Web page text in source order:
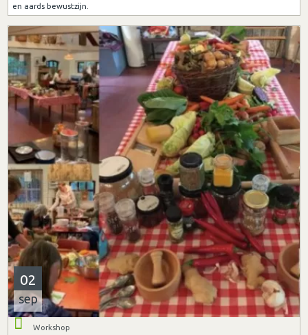
en aards bewustzijn.
02
sep
Workshop